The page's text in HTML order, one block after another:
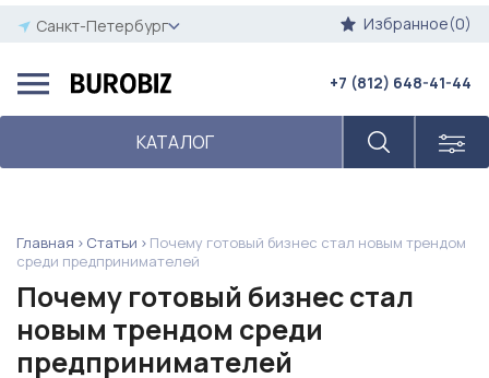
Санкт-Петербург Избранное(0)
КАТАЛОГ
+7 (812) 648-41-44
Главная Статьи
Почему готовый бизнес стал новым трендом
среди предпринимателей
Почему готовый бизнес стал
новым трендом среди
предпринимателей